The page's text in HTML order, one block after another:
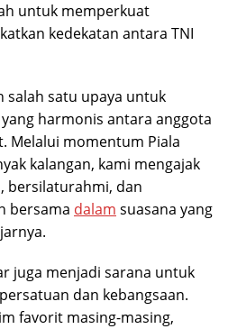
untuk memperkuat
kedekatan antara TNI
salah satu upaya untuk
harmonis antara anggota
Melalui momentum Piala
kalangan, kami mengajak
bersilaturahmi, dan
bersama dalam suasana yang
juga menjadi sarana untuk
dan kebangsaan.
favorit masing-masing,